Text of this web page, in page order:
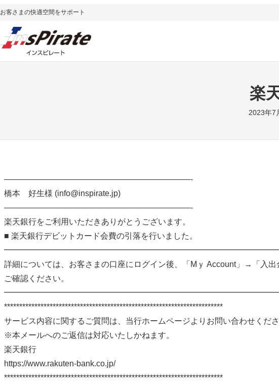
内
を
お客さまの快適空間をサポート
楽
2023年7
———————————————————————-
橋本 好生様 (info@inspirate.jp)
———————————————————————-
楽天銀行をご利用いただきありがとうございます。
■ 楽天銀行デビットカード会費の引落を行いました。
詳細については、お客さまの口座にログイン後、「Mｙ Account」→「入出
ご確認ください。
************************************************************************
サービス内容に関するご質問は、当行ホームページよりお問い合わせくださ
※本メールへのご返信は対応いたしかねます。
楽天銀行
https://www.rakuten-bank.co.jp/
************************************************************************